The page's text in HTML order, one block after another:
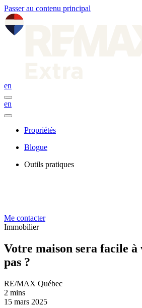
Passer au contenu principal
en
en
Propriétés
Blogue
Outils pratiques
Me contacter
Immobilier
Votre maison sera facile
pas ?
RE/MAX Québec
2 mins
15 mars 2025